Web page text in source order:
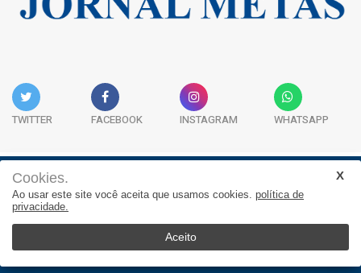
TWITTER FACEBOOK INSTAGRAM WHATSAPP
JORNAL METAS - Rua São José, 253, Sala 302, Centro
Empresarial Atitude - (47) 3332 1620
Cookies.
Ao usar este site você aceita que usamos cookies. política de
privacidade.
Aceito